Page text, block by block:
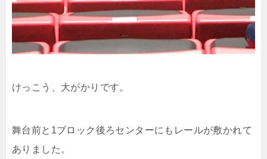
けっこう、大がかりです。
舞台前と1ブロック後ろセンターにもレールが敷かれて
ありました。